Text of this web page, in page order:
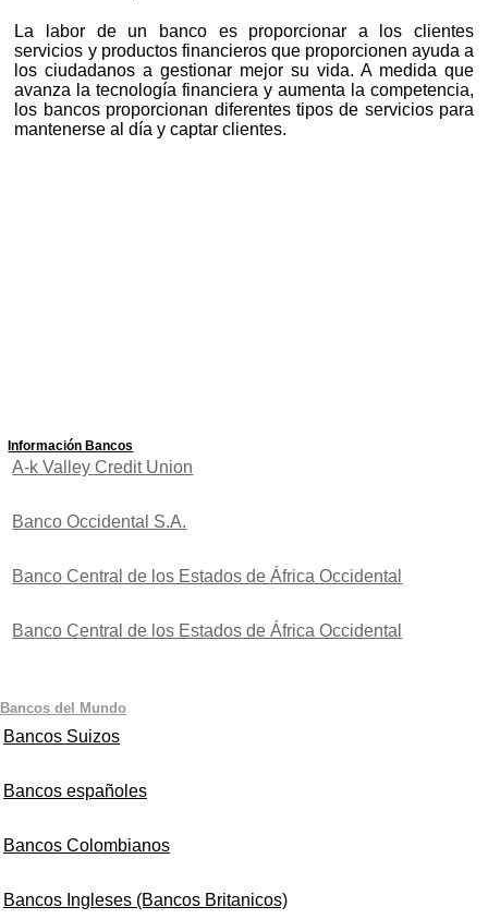
La labor de un banco es proporcionar a los clientes
servicios y productos financieros que proporcionen ayuda a
los ciudadanos a gestionar mejor su vida. A medida que
avanza la tecnología financiera y aumenta la competencia,
los bancos proporcionan diferentes tipos de servicios para
mantenerse al día y captar clientes.
Información Bancos
A-k Valley Credit Union
Banco Occidental S.A.
Banco Central de los Estados de África Occidental
Banco Central de los Estados de África Occidental
Bancos del Mundo
Bancos Suizos
Bancos españoles
Bancos Colombianos
Bancos Ingleses (Bancos Britanicos)